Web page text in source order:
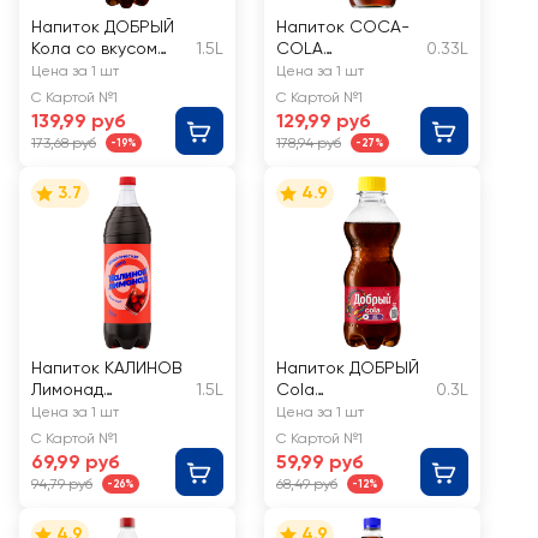
Напиток ДОБРЫЙ
Кола со вкусом
Дыни газированный
1.5L
Цена за 1 шт
С Картой №1
139,99 руб
173,68 руб -19%
Напиток COCA-
COLA
сильногазирован
ный
0.33L
Цена за 1 шт
С Картой №1
129,99 руб
178,94 руб -27%
3.7
Напиток КАЛИНОВ
Лимонад
Классическая кола
газированный
1.5L
Цена за 1 шт
С Картой №1
69,99 руб
94,79 руб -26%
4.9
Напиток ДОБРЫЙ
Cola
сильногазированн
ый
0.3L
Цена за 1 шт
С Картой №1
59,99 руб
68,49 руб -12%
4.9 4.9